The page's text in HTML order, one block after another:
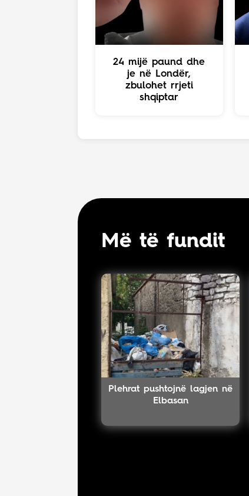
24 mijë paund dhe
je në Londër,
zbulohet rrjeti
shqiptar
Më të fundit
Plehrat pushtojnë lagjen në
Elbasan